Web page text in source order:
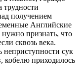
трудности
получением
Английские
признать, что
сквозь века.
неприступности сук
кобелю приходилось